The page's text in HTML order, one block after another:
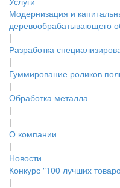
Модернизация и
деревообрабатывающего
|
Разработка
|
Гуммирование роликов
|
Обработка металла
|
|
О компании
|
Новости
Конкурс "100 лучших
|